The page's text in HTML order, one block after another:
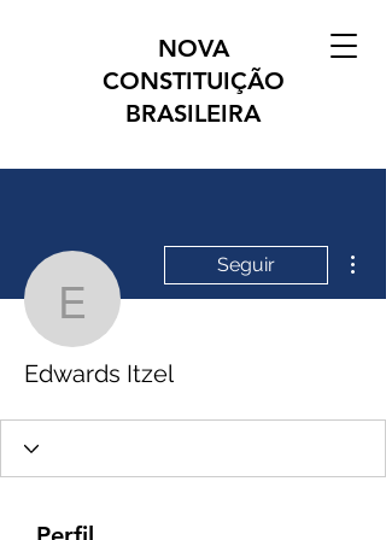
NOVA
CONSTITUIÇÃO
BRASILEIRA
Edwards Itzel
Seguir
Edwards Itzel